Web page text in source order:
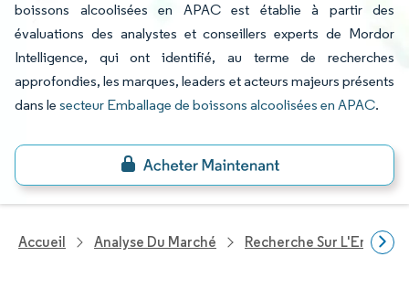
boissons alcoolisées en APAC est établie à partir des
évaluations des analystes et conseillers experts de Mordor
Intelligence, qui ont identifié, au terme de recherches
approfondies, les marques, leaders et acteurs majeurs présents
dans le secteur Emballage de boissons alcoolisées en APAC.
Accueil Analyse Du Marché Recherche Sur